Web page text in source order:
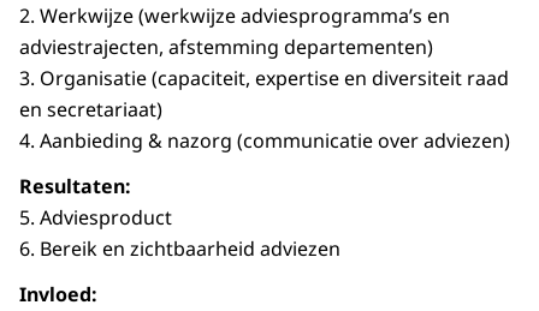
2. Werkwijze (werkwijze adviesprogramma’s en
adviestrajecten, afstemming departementen)
3. Organisatie (capaciteit, expertise en diversiteit raad
en secretariaat)
4. Aanbieding & nazorg (communicatie over adviezen)
Resultaten:
5. Adviesproduct
6. Bereik en zichtbaarheid adviezen
Invloed: